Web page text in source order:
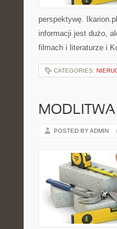
perspektywę.
informacji jest dużo,
filmach i literaturze i
CATEGORIES:
POSTED BY ADMIN